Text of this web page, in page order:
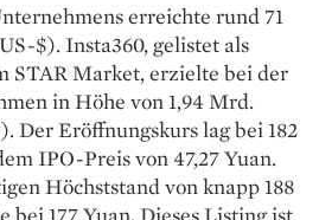
erreichte rund 71
$). Insta360, gelistet als
STAR Market, erzielte bei der
in Höhe von 1,94 Mrd.
Der Eröffnungskurs lag bei 182
IPO-Preis von 47,27 Yuan.
Höchststand von knapp 188
bei 177 Yuan. Dieses Listing ist